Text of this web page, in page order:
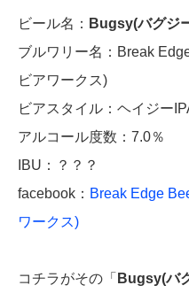
ビール名： Bugsy(バグジ
ブルワリー名：Break
ビアワークス)
ビアスタイル：ヘイジー
アルコール度数：7.0％
IBU：？？？
facebook： Break Edge
ワークス)
コチラがその「 Bugsy(バ